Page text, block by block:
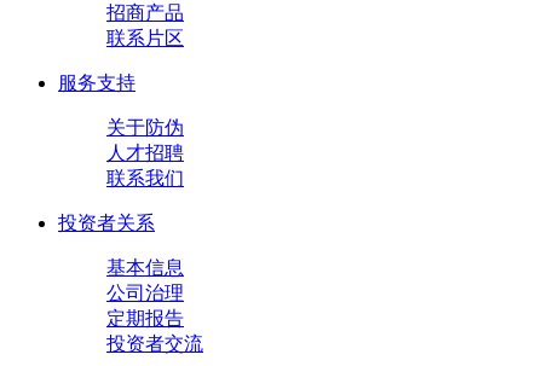
招商产品
联系片区
服务支持
关于防伪
人才招聘
联系我们
投资者关系
基本信息
公司治理
定期报告
投资者交流